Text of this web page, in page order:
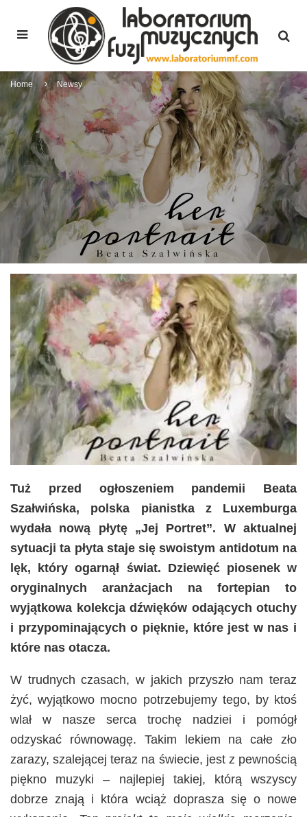
Home Newsy
Tuż przed ogłoszeniem pandemii Beata
Szałwińska, polska pianistka z Luxemburga
wydała nową płytę „Jej Portret”. W aktualnej
sytuacji ta płyta staje się swoistym antidotum na
lęk, który ogarnął świat. Dziewięć piosenek w
oryginalnych aranżacjach na fortepian to
wyjątkowa kolekcja dźwięków odających otuchy
i przypominających o pięknie, które jest w nas i
które nas otacza.
W trudnych czasach, w jakich przyszło nam teraz
żyć, wyjątkowo mocno potrzebujemy tego, by ktoś
wlał w nasze serca trochę nadziei i pomógł
odzyskać równowagę. Takim lekiem na całe zło
zarazy, szalejącej teraz na świecie, jest z pewnością
piękno muzyki – najlepiej takiej, którą wszyscy
dobrze znają i która wciąż doprasza się o nowe